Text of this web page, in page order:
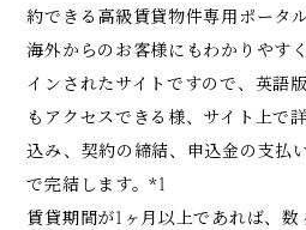
約できる高級賃貸物件専用ポータル
海外からのお客様にもわかりやす
インされたサイトですので、英語
もアクセスできる様、サイト上で
込み、契約の締結、申込金の支払
で完結します。*1
賃貸期間が1ヶ月以上であれば、